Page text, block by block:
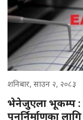
शनिबार, साउन २, २०८३
भेनेजुएला भूकम्प :
पुनर्निर्माणका